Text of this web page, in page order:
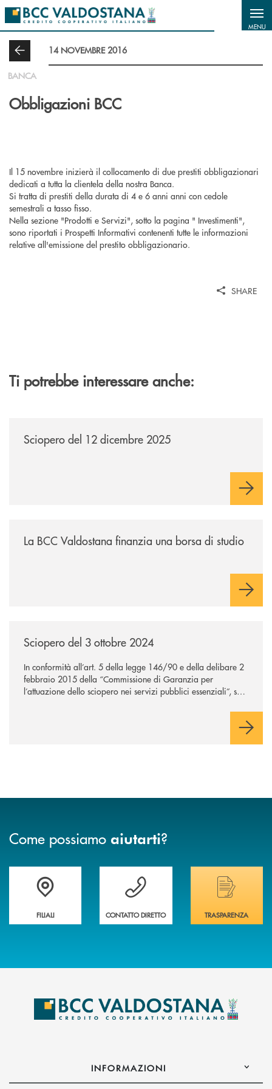
Salta al contenuto principale
MENU
14 NOVEMBRE 2016
BANCA
Obbligazioni BCC
Il 15 novembre inizierà il collocamento di due prestiti obbligazionari
dedicati a tutta la clientela della nostra Banca.
Si tratta di prestiti della durata di 4 e 6 anni anni con cedole
semestrali a tasso fisso.
Nella sezione "Prodotti e Servizi", sotto la pagina " Investimenti",
sono riportati i Prospetti Informativi contenenti tutte le informazioni
relative all'emissione del prestito obbligazionario.
SHARE
Ti potrebbe interessare anche:
Sciopero del 12 dicembre 2025
La BCC Valdostana finanzia una borsa di studio
Sciopero del 3 ottobre 2024
In conformità all’art. 5 della legge 146/90 e della delibare 2
febbraio 2015 della “Commissione di Garanzia per
l’attuazione dello sciopero nei servizi pubblici essenziali”, si
Come possiamo aiutarti?
Trova la filiale più vicina a te
FILIALI
Hai bisogno di assistenza immediata ?
CONTATTO DIRETTO
Hai bisogno di
TRASPARENZA
INFORMAZIONI